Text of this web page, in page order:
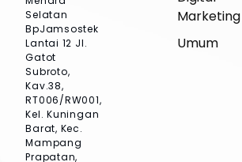
Selatan
BpJamsostek
Lantai 12 Jl.
Gatot
Subroto,
Kav.38,
RT006/RW001,
Kel. Kuningan
Barat, Kec.
Mampang
Prapatan,
Marketing
Umum